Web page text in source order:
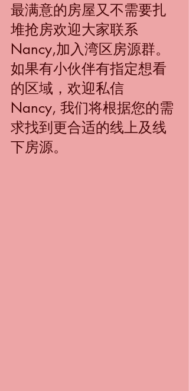
最满意的房屋又不需要扎
堆抢房欢迎大家联系
Nancy,加入湾区房源群。
如果有小伙伴有指定想看
的区域，欢迎私信
Nancy, 我们将根据您的需
求找到更合适的线上及线
下房源。